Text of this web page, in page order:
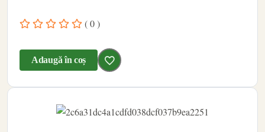
( 0 )
Adaugă în coș